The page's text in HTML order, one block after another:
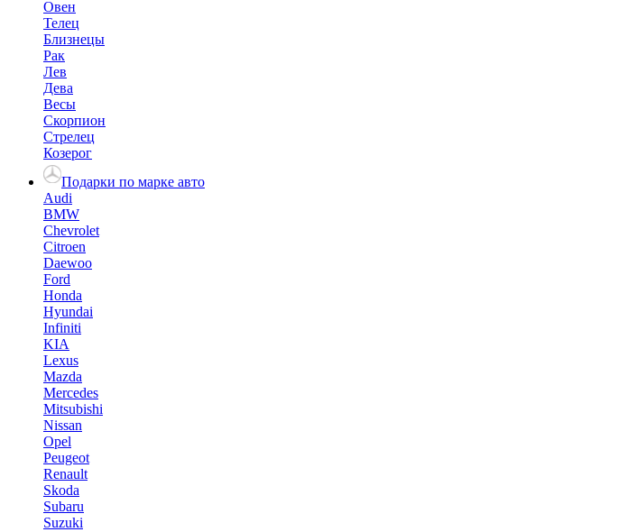
Овен
Телец
Близнецы
Рак
Лев
Дева
Весы
Скорпион
Стрелец
Козерог
Подарки по марке авто
Audi
BMW
Chevrolet
Citroen
Daewoo
Ford
Honda
Hyundai
Infiniti
KIA
Lexus
Mazda
Mercedes
Mitsubishi
Nissan
Opel
Peugeot
Renault
Skoda
Subaru
Suzuki